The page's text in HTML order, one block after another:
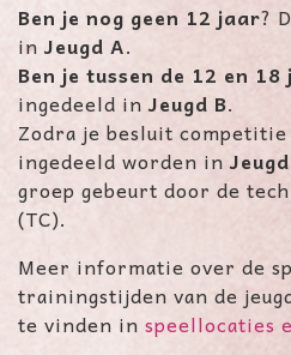
Ben je nog geen 12 jaar?
in Jeugd A.
Ben je tussen de 12 en 18
ingedeeld in Jeugd B.
Zodra je besluit
ingedeeld worden in
groep gebeurt door de
(TC).
Meer informatie over de
trainingstijden van de
te vinden in speellocaties